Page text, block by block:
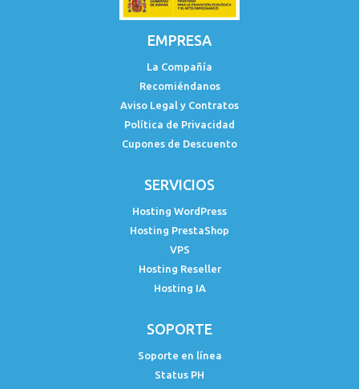
EMPRESA
La Compañía
Recomiéndanos
Aviso Legal y Contratos
Política de Privacidad
Cupones de Descuento
SERVICIOS
Hosting WordPress
Hosting PrestaShop
VPS
Hosting Reseller
Hosting IA
SOPORTE
Soporte en línea
Status PH